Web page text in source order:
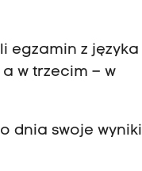
egzamin z języka
w trzecim – w
dnia swoje wyniki